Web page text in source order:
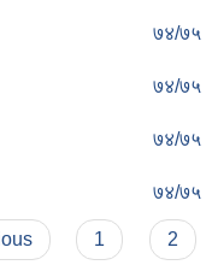
७४/७५
७४/७५
७४/७५
७४/७५
1 2